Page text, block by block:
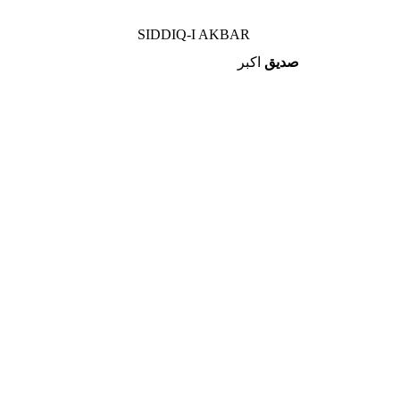
SIDDIQ-I AKBAR
صديق اکبر